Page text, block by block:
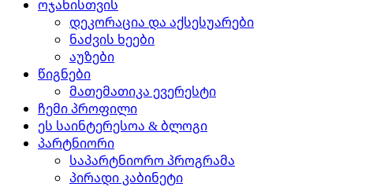
ოჯახისთვის
დეკორაცია და აქსესუარები
ნაძვის ხეები
აუზები
წიგნები
მათემათიკა ევერესტი
ჩემი პროფილი
ეს საინტერესოა & ბლოგი
პარტნიორი
საპარტნიორო პროგრამა
პირადი კაბინეტი